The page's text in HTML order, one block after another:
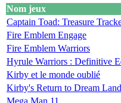
Nom jeux
Captain Toad: Treasure
Fire Emblem Engage
Fire Emblem Warriors
Hyrule Warriors : Definitive
Kirby et le monde oublié
Kirby's Return to Dream
Mega Man 11